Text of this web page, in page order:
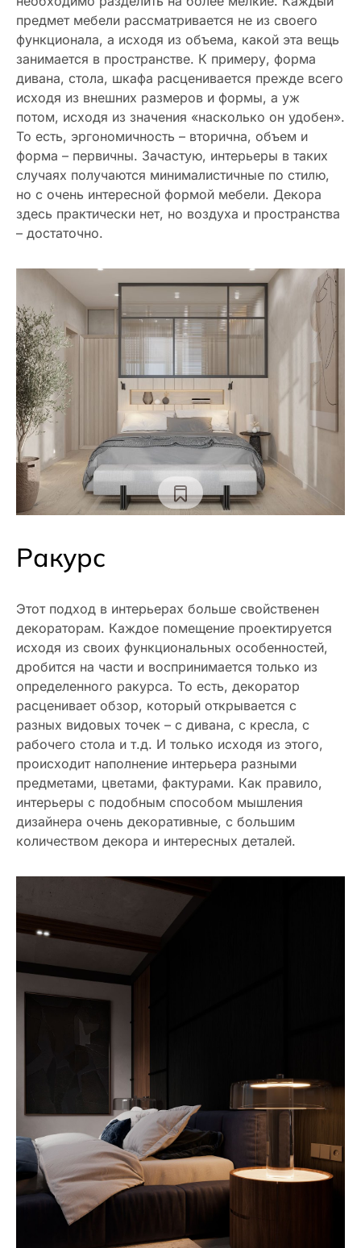
предмет мебели рассматривается не из своего
функционала, а исходя из объема, какой эта вещь
занимается в пространстве. К примеру, форма
дивана, стола, шкафа расценивается прежде всего
исходя из внешних размеров и формы, а уж
потом, исходя из значения «насколько он удобен».
То есть, эргономичность – вторична, объем и
форма – первичны. Зачастую, интерьеры в таких
случаях получаются минималистичные по стилю,
но с очень интересной формой мебели. Декора
здесь практически нет, но воздуха и пространства
– достаточно.
Ракурс
Этот подход в интерьерах больше свойственен
декораторам. Каждое помещение проектируется
исходя из своих функциональных особенностей,
дробится на части и воспринимается только из
определенного ракурса. То есть, декоратор
расценивает обзор, который открывается с
разных видовых точек – с дивана, с кресла, с
рабочего стола и т.д. И только исходя из этого,
происходит наполнение интерьера разными
предметами, цветами, фактурами. Как правило,
интерьеры с подобным способом мышления
дизайнера очень декоративные, с большим
количеством декора и интересных деталей.